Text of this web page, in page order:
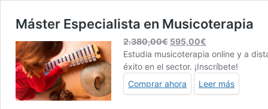
Máster Especialista en Musicoterapia
2.380,00€ El
precio
original
era:
2.380,00€.
595,00€
precio
actual
595,00€.
Estudia musicoterapia online y a
éxito en el sector. ¡Inscríbete!
Comprar ahora
Leer más